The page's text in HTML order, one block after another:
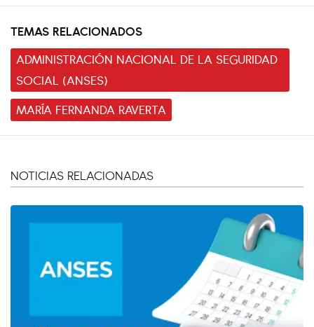
TEMAS RELACIONADOS
ADMINISTRACIÓN NACIONAL DE LA SEGURIDAD
SOCIAL (ANSES)
MARÍA FERNANDA RAVERTA
NOTICIAS RELACIONADAS